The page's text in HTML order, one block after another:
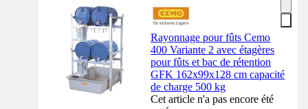
Rayonnage pour fûts Cemo
400 Variante 2 avec étagères
pour fûts et bac de rétention
GFK 162x99x128 cm capacité
de charge 500 kg
Cet article n'a pas encore été